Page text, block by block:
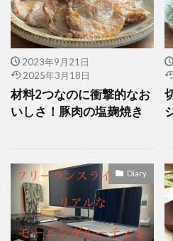
2023年9月21日
2025年3月18日
材料2つなのに衝撃的なお
いしさ！豚肉の塩麹焼き
Diary
豆腐 みたらし
豆腐 団子
豆腐ドーナツ
豆腐ドー
豆腐団子
豆腐ドーナツ
豆腐ドーナツ レシピ 薄力粉
豆腐ドーナツ ヴィーガン
豆腐ドーナツ 小麦粉
豆
ヴィーガンレシピ
スイートパンプキン
ガ
キャロットケーキ
ココ
ココナッツオイル
ココ